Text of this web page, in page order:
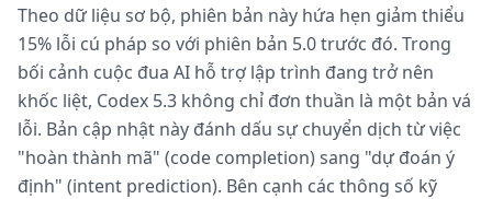
Theo dữ liệu sơ bộ, phiên bản này hứa hẹn giảm thiểu
15% lỗi cú pháp so với phiên bản 5.0 trước đó. Trong
bối cảnh cuộc đua AI hỗ trợ lập trình đang trở nên
khốc liệt, Codex 5.3 không chỉ đơn thuần là một bản vá
lỗi. Bản cập nhật này đánh dấu sự chuyển dịch từ việc
"hoàn thành mã" (code completion) sang "dự đoán ý
định" (intent prediction). Bên cạnh các thông số kỹ